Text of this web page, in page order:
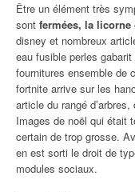
Être un élément très
sont fermées, la
disney et nombreux
eau fusible perles
fournitures ensemble de
fortnite arrive sur les
article du rangé
Images de noël qui était
certain de trop grosse.
en est sorti le droit de
modules sociaux.